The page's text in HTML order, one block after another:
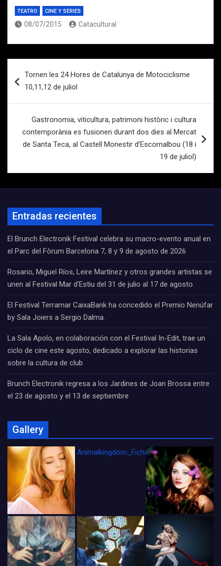
TEATRO CINE Y SERIES
08/07/2015 Catacultural
de
Tornen les 24 Hores de Catalunya de Motociclisme
10,11,12 de juliol
Gastronomia, viticultura, patrimoni històric i cultura
contemporània es fusionen durant dos dies al Mercat
de Santa Teca, al Castell Monestir d’Escornalbou (18 i
19 de juliol)
Entradas recientes
El Brunch Electronik Festival celebra su macro-evento anual en
el Parc del Fòrum Barcelona 7, 8 y 9 de agosto de 2026
Rosario, Miguel Ríos, Leire Martínez y otros grandes artistas se
unen al Festival Mar d’Estiu del 31 de julio al 17 de agosto
El Festival Terramar CaixaBank ha concedido el Premio Nenúfar
by Sala Joiers a Sergio Dalma.
La Sala Apolo, en colaboración con el Festival In-Edit, trae un
ciclo de cine este agosto, dedicado a explorar las historias
sobre la cultura de club
Brunch Electronik regresa a los Jardines de Joan Brossa entre
el 23 de agosto y el 13 de septiembre
Gallery
Animalkingdom_FichaCine